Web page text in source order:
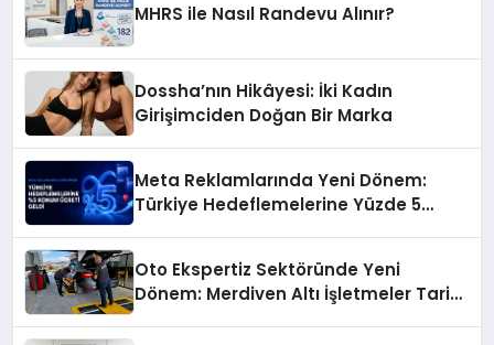
MHRS ile Nasıl Randevu Alınır?
Dossha’nın Hikâyesi: İki Kadın
Girişimciden Doğan Bir Marka
Meta Reklamlarında Yeni Dönem:
Türkiye Hedeflemelerine Yüzde 5
Oto Ekspertiz Sektöründe Yeni
Dönem: Merdiven Altı İşletmeler Tarih